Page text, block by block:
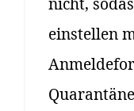
einstellen